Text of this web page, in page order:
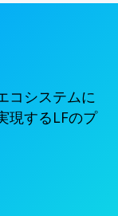
コシステムに
現するLFのプ